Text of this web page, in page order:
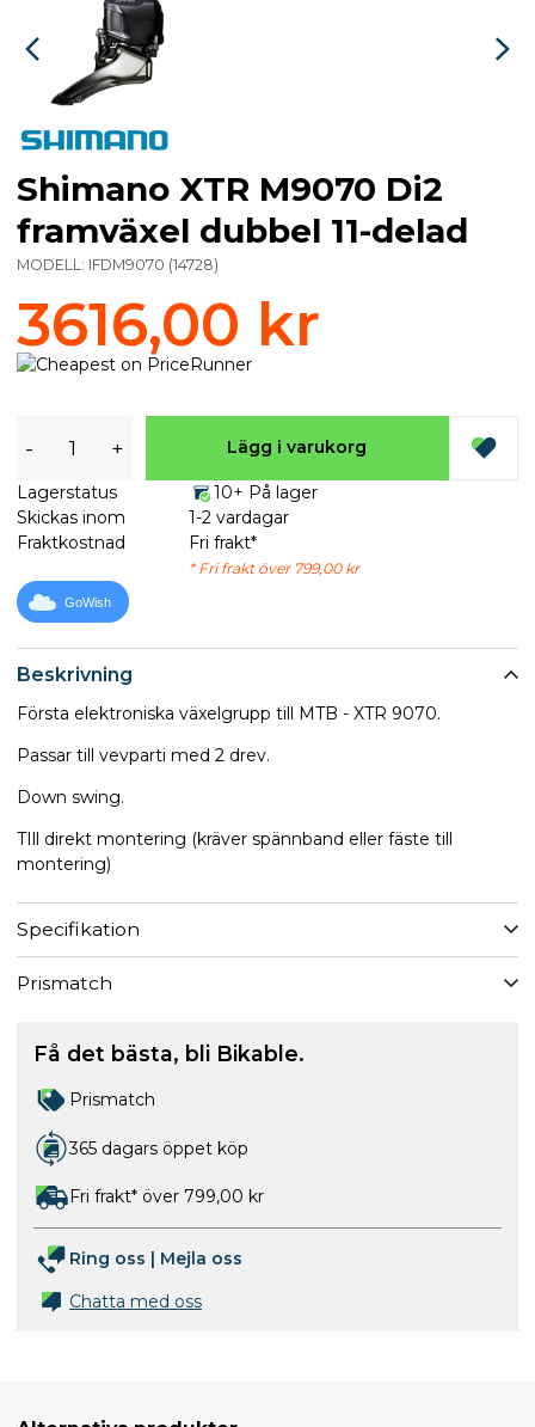
Beskrivning
Första elektroniska växelgrupp till MTB - XTR 9070.
Passar till vevparti med 2 drev.
Down swing.
TIll direkt montering (kräver spännband eller fäste till
montering)
Specifikation
Prismatch
Shimano XTR M9070 Di2
framväxel dubbel 11-delad
MODELL: IFDM9070 (14728)
3616,00 kr
- + Lägg i varukorg
Lagerstatus
10+ På lager
Skickas inom
1-2 vardagar
Fraktkostnad
Fri frakt*
* Fri frakt över 799,00 kr
GoWish
Få det bästa, bli Bikable.
Prismatch
365 dagars öppet köp
Fri frakt* över 799,00 kr
Ring oss | Mejla oss
Chatta med oss